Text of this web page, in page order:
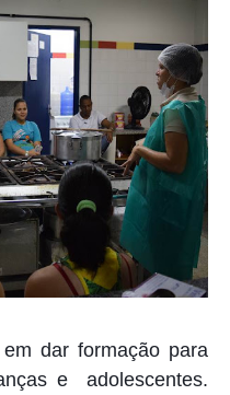
dar formação para
e adolescentes.